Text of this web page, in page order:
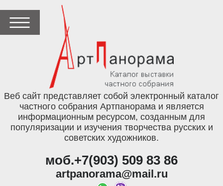
Веб сайт представляет собой электронный каталог
частного собрания Артпанорама и является
информационным ресурсом, созданным для
популяризации и изучения творчества русских и
советских художников.
моб.+7(903) 509 83 86
artpanorama@mail.ru